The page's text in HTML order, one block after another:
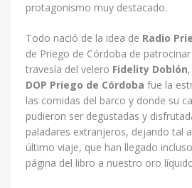
protagonismo muy destacado.
Todo nació de la idea de Radio
de Priego de Córdoba de
travesía del velero Fidelity Doblón
DOP Priego de Córdoba fue la
las comidas del barco y donde su
pudieron ser degustadas y
paladares extranjeros, dejando tal
último viaje, que han llegado
página del libro a nuestro oro